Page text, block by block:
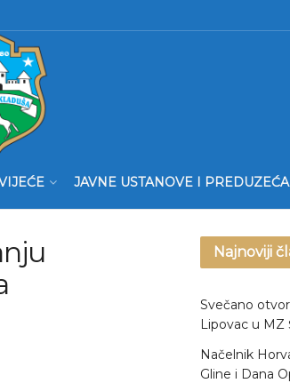
JAVNE USTANOVE I PREDUZEĆA
Najnoviji
Svečano
Lipovac u MZ
Načelnik
Gline i Dana